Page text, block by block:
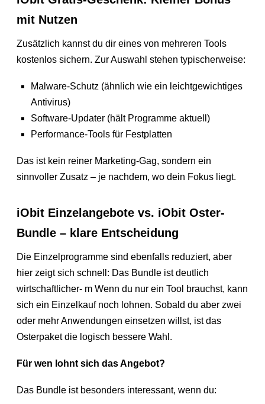
mit Nutzen
Zusätzlich kannst du dir eines von mehreren Tools
kostenlos sichern. Zur Auswahl stehen typischerweise:
Malware-Schutz (ähnlich wie ein leichtgewichtiges
Antivirus)
Software-Updater (hält Programme aktuell)
Performance-Tools für Festplatten
Das ist kein reiner Marketing-Gag, sondern ein
sinnvoller Zusatz – je nachdem, wo dein Fokus liegt.
iObit Einzelangebote vs. iObit Oster-
Bundle – klare Entscheidung
Die Einzelprogramme sind ebenfalls reduziert, aber
hier zeigt sich schnell: Das Bundle ist deutlich
wirtschaftlicher- m Wenn du nur ein Tool brauchst, kann
sich ein Einzelkauf noch lohnen. Sobald du aber zwei
oder mehr Anwendungen einsetzen willst, ist das
Osterpaket die logisch bessere Wahl.
Für wen lohnt sich das Angebot?
Das Bundle ist besonders interessant, wenn du: